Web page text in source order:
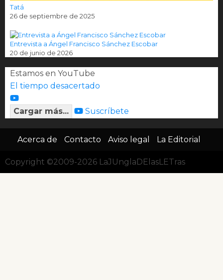
Tatá
26 de septiembre de 2025
Entrevista a Ángel Francisco Sánchez Escobar
20 de junio de 2026
Estamos en YouTube
El tiempo desacertado
Cargar más... Suscríbete
Acerca de Contacto Aviso legal La Editorial
Copyright ©2009-2026 LaJUnglaDElasLETras